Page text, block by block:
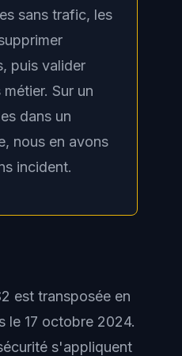
sans trafic, les
puis valider
Sur un
dans un
nous en avons
incident.
est transposée en
le 17 octobre 2024.
s'appliquent